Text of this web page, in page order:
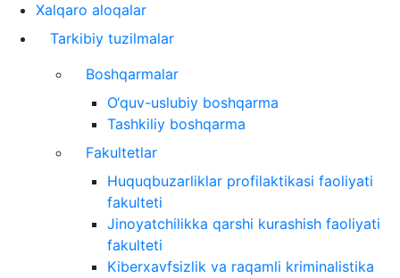
Xalqaro aloqalar
Tarkibiy tuzilmalar
Boshqarmalar
O‘quv-uslubiy boshqarma
Tashkiliy boshqarma
Fakultetlar
Huquqbuzarliklar profilaktikasi faoliyati
fakulteti
Jinoyatchilikka qarshi kurashish faoliyati
fakulteti
Kiberxavfsizlik va raqamli kriminalistika